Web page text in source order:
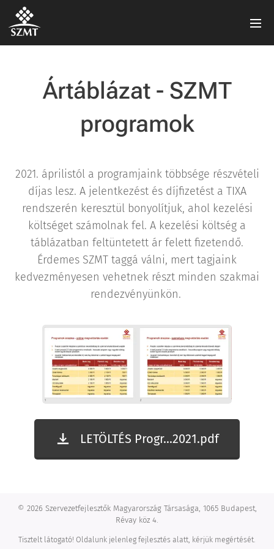
Ártáblázat - SZMT
programok
2021. áprilistól a programjaink többsége részvételi
díjas lesz. A jelentkezést és díjfizetést a TIXA
rendszerén keresztül bonyolítjuk, ahol kezelési
költséget számolnak fel. A kezelési költség a
táblázatban feltüntetett ár felett fizetendő.
Érdemes SZMT taggá válni, mert tagjaink
kedvezményesen vehetnek részt minden szakmai
rendezvényünkön.
LETÖLTÉS Progr...2021.pdf
© 2026 Szervezetfejlesztők Magyarország Társasága, 1065 Budapest,
Révay köz 4.
Tisztelt látogató! Oldalunk jelenleg fejlesztés alatt, kérjük megértését.